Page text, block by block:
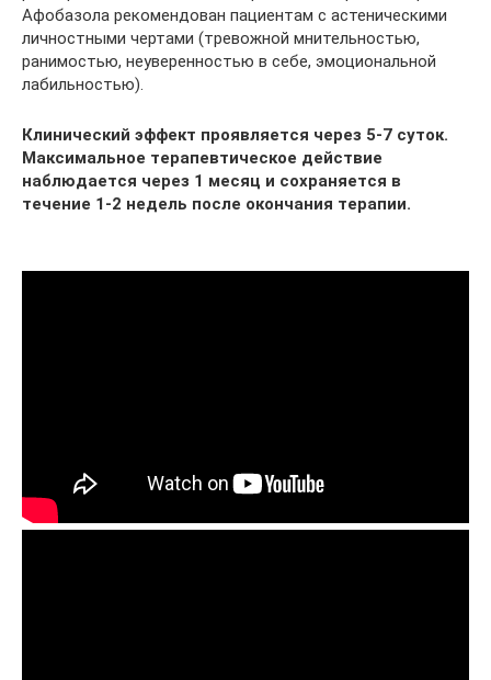
Афобазола рекомендован пациентам с астеническими
личностными чертами (тревожной мнительностью,
ранимостью, неуверенностью в себе, эмоциональной
лабильностью).
Клинический эффект проявляется через 5-7 суток.
Максимальное терапевтическое действие
наблюдается через 1 месяц и сохраняется в
течение 1-2 недель после окончания терапии.